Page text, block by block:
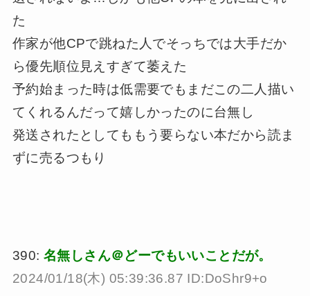
た
作家が他CPで跳ねた人でそっちでは大手だか
ら優先順位見えすぎて萎えた
予約始まった時は低需要でもまだこの二人描い
てくれるんだって嬉しかったのに台無し
発送されたとしてももう要らない本だから読ま
ずに売るつもり
390: 名無しさん＠どーでもいいことだが。
2024/01/18(木) 05:39:36.87 ID:DoShr9+o